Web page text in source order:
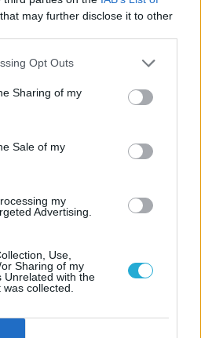
that may further disclose it to other
Opt Outs
Sharing of my
Sale of my
my
Advertising.
Use,
Sharing of my
Unrelated with the
collected.
véletlenül se maradj le
Last of Us-t, valószínűleg
került az
sorozata
– Kiderült, hogy mikor
az élőszereplős Mass